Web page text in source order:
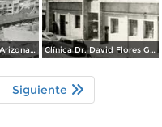
Vista de Nogales, Arizona, desde Nogales, Sonora Clínica Dr. David Flores Guerra
Siguiente